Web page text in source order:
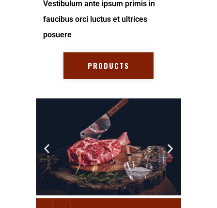
Vestibulum ante ipsum primis in
faucibus orci luctus et ultrices
posuere
PRODUCTS